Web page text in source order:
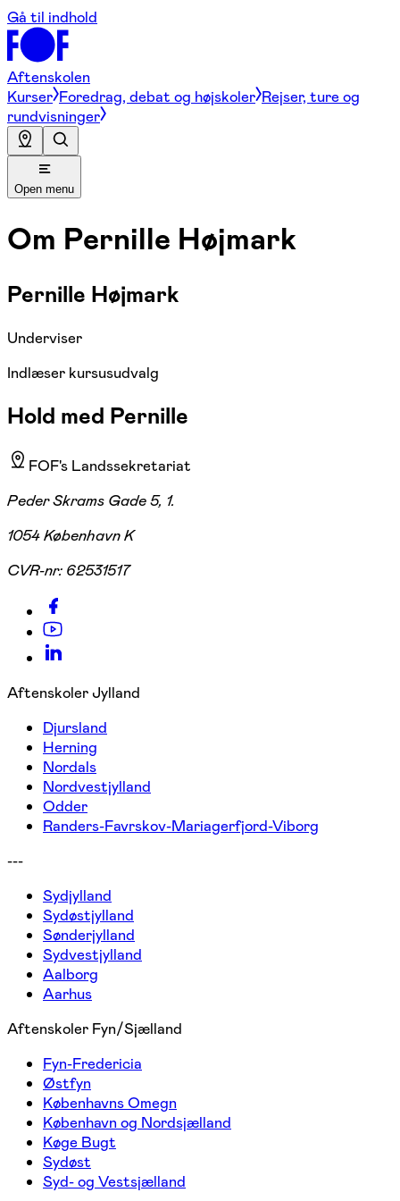
Gå til indhold
Aftenskolen
Kurser Foredrag, debat og højskoler Rejser, ture og
rundvisninger
Open menu
Om Pernille Højmark
Pernille Højmark
Underviser
Indlæser kursusudvalg
Hold med Pernille
FOF's Landssekretariat
Peder Skrams Gade 5, 1.
1054 København K
CVR-nr: 62531517
Aftenskoler Jylland
Djursland
Herning
Nordals
Nordvestjylland
Odder
Randers-Favrskov-Mariagerfjord-Viborg
---
Sydjylland
Sydøstjylland
Sønderjylland
Sydvestjylland
Aalborg
Aarhus
Aftenskoler Fyn/Sjælland
Fyn-Fredericia
Østfyn
Københavns Omegn
København og Nordsjælland
Køge Bugt
Sydøst
Syd- og Vestsjælland